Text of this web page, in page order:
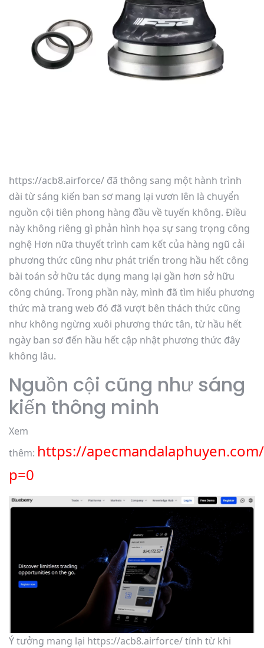
https://acb8.airforce/ đã thông sang một hành trình
dài từ sáng kiến ban sơ mang lại vươn lên là chuyển
nguồn cội tiên phong hàng đầu về tuyến không. Điều
này không riêng gì phản hình họa sự sang trọng công
nghệ Hơn nữa thuyết trình cam kết của hàng ngũ cải
phương thức cũng như phát triển trong hầu hết công
bài toán sở hữu tác dụng mang lại gần hơn sở hữu
công chúng. Trong phần này, mình đã tìm hiểu phương
thức mà trang web đó đã vượt bên thách thức cũng
như không ngừng xuôi phương thức tân, từ hầu hết
ngày ban sơ đến hầu hết cập nhật phương thức đây
không lâu.
Nguồn cội cũng như sáng
kiến thông minh
Xem
thêm: https://
p=0
Ý tưởng mang lại https://acb8.airforce/ tính từ khi